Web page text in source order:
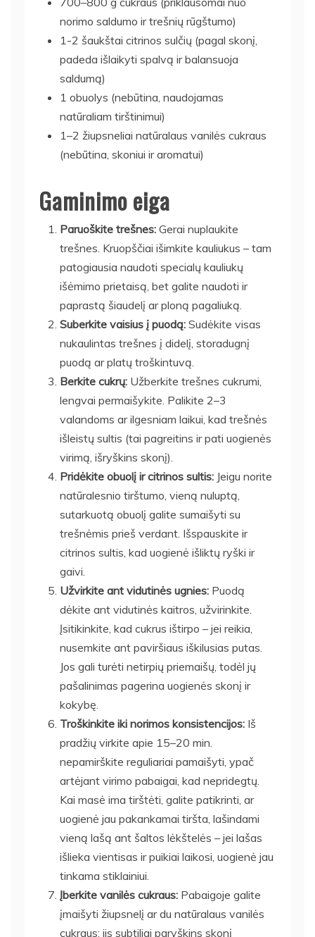
norimo saldumo ir trešnių rūgštumo)
1-2 šaukštai citrinos sulčių (pagal skonį,
padeda išlaikyti spalvą ir balansuoja
saldumą)
1 obuolys (nebūtina, naudojamas
natūraliam tirštinimui)
1–2 žiupsneliai natūralaus vanilės cukraus
(nebūtina, skoniui ir aromatui)
Gaminimo eiga
Paruoškite trešnes: Gerai nuplaukite
trešnes. Kruopščiai išimkite kauliukus – tam
patogiausia naudoti specialų kauliukų
išėmimo prietaisą, bet galite naudoti ir
paprastą šiaudelį ar ploną pagaliuką.
Suberkite vaisius į puodą: Sudėkite visas
nukaulintas trešnes į didelį, storadugnį
puodą ar platų troškintuvą.
Berkite cukrų: Užberkite trešnes cukrumi,
lengvai permaišykite. Palikite 2–3
valandoms ar ilgesniam laikui, kad trešnės
išleistų sultis (tai pagreitins ir pati uogienės
virimą, išryškins skonį).
Pridėkite obuolį ir citrinos sultis: Jeigu norite
natūralesnio tirštumo, vieną nuluptą,
sutarkuotą obuolį galite sumaišyti su
trešnėmis prieš verdant. Išspauskite ir
citrinos sultis, kad uogienė išliktų ryški ir
gaivi.
Užvirkite ant vidutinės ugnies: Puodą
dėkite ant vidutinės kaitros, užvirinkite.
Įsitikinkite, kad cukrus ištirpo – jei reikia,
nusemkite ant paviršiaus iškilusias putas.
Jos gali turėti netirpių priemaišų, todėl jų
pašalinimas pagerina uogienės skonį ir
kokybę.
Troškinkite iki norimos konsistencijos: Iš
pradžių virkite apie 15–20 min.
nepamirškite reguliariai pamaišyti, ypač
artėjant virimo pabaigai, kad nepridegtų.
Kai masė ima tirštėti, galite patikrinti, ar
uogienė jau pakankamai tiršta, lašindami
vieną lašą ant šaltos lėkštelės – jei lašas
išlieka vientisas ir puikiai laikosi, uogienė jau
tinkama stiklainiui.
Įberkite vanilės cukraus: Pabaigoje galite
įmaišyti žiupsnelį ar du natūralaus vanilės
cukraus: jis subtiliai paryškins skonį